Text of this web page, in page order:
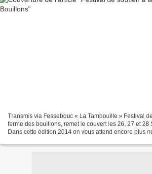
Transmis via Fessebouc « La Tambouille » Festival
ferme des bouillons, remet le couvert les 26, 27 et 28
Dans cette édition 2014 on vous attend encore plus